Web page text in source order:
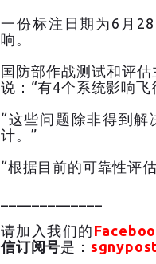
一份标注日期为6月
响。
国防部作战测试和评
说：“有4个系统影响飞
“这些问题除非得到解
计。”
“根据目前的可靠性评
请加入我们的
信订阅号是：